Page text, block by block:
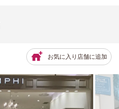
お気に入り店舗に追加